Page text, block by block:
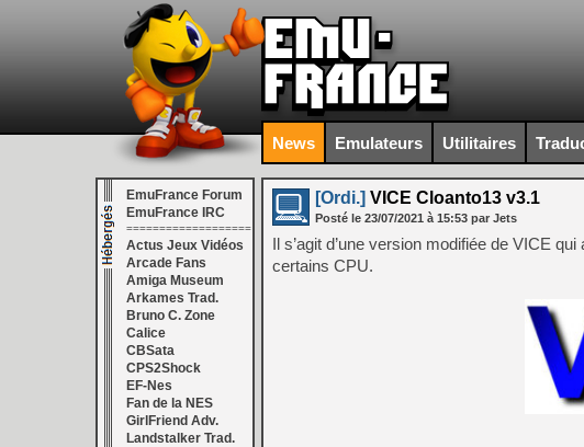
News Emulateurs Utilitaires
EmuFrance Forum
EmuFrance IRC
===================
Actus Jeux Vidéos
Arcade Fans
Amiga Museum
Arkames Trad.
Bruno C. Zone
Calice
CBSata
CPS2Shock
EF-Nes
Fan de la NES
GirlFriend Adv.
Landstalker Trad.
[Ordi.] VICE Cloanto13 v3.1
Posté le 23/07/2021 à 15:53 par Jets
Il s’agit d’une version modifiée de VICE
certains CPU.